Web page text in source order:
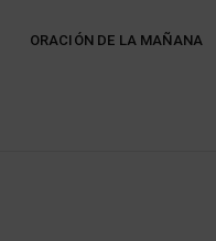
ORACIÓN DE LA MAÑANA